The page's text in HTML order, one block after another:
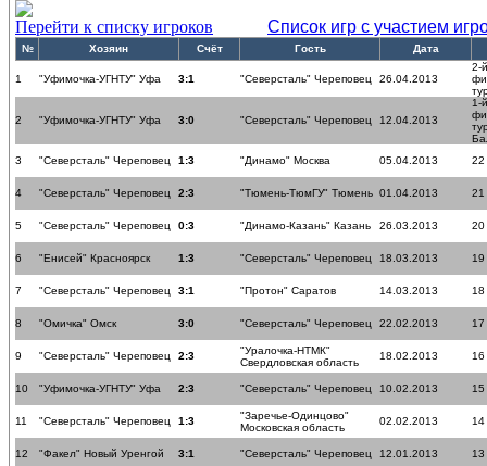
Перейти к списку игроков
Список игр с участием
№ Хозяин Счёт Гость Дата
1 "Уфимочка-УГНТУ" Уфа 3:1 "Северсталь" Череповец 26.04.2013
2-й
2 "Уфимочка-УГНТУ" Уфа 3:0 "Северсталь" Череповец 12.04.2013
1-й
3
"Северсталь" Череповец 1:3 "Динамо" Москва 05.04.2013 22
4 "Северсталь" Череповец 2:3 "Тюмень-ТюмГУ" Тюмень 01.04.2013 21
5 "Северсталь" Череповец 0:3 "Динамо-Казань" Казань 26.03.2013 20
6 "Енисей" Красноярск 1:3 "Северсталь" Череповец 18.03.2013 19
7 "Северсталь" Череповец 3:1 "Протон" Саратов 14.03.2013 18
8 "Омичка" Омск 3:0 "Северсталь" Череповец 22.02.2013 17
9 "Северсталь" Череповец 2:3
"Уралочка-НТМК"
Свердловская область
18.02.2013 16
10 "Уфимочка-УГНТУ" Уфа 2:3 "Северсталь" Череповец 10.02.2013 15
11 "Северсталь" Череповец 1:3
"Заречье-Одинцово"
Московская область
02.02.2013 14
12 "Факел" Новый Уренгой 3:1 "Северсталь" Череповец 12.01.2013 13